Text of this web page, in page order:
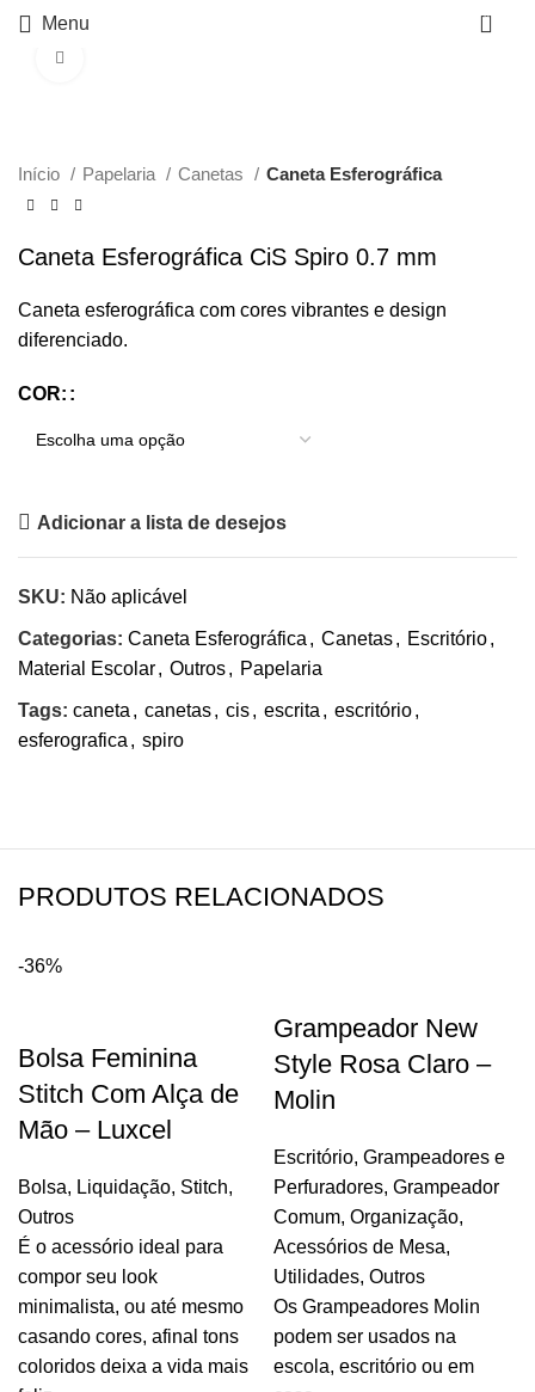
Menu 0
Início Papelaria Canetas Caneta Esferográfica
Caneta Esferográfica CiS Spiro 0.7 mm
Caneta esferográfica com cores vibrantes e design
diferenciado.
COR:
Adicionar a lista de desejos
SKU: Não aplicável
Categorias: Caneta Esferográfica , Canetas, Escritório,
Material Escolar, Outros, Papelaria
Tags: caneta , canetas, cis, escrita , escritório,
esferografica , spiro
PRODUTOS RELACIONADOS
-36%
Bolsa Feminina
Stitch Com Alça de
Mão – Luxcel
Bolsa, Liquidação, Stitch,
Outros
É o acessório ideal para
compor seu look
minimalista, ou até mesmo
casando cores, afinal tons
coloridos deixa a vida mais
Grampeador New
Style Rosa Claro –
Molin
Escritório, Grampeadores e
Perfuradores, Grampeador
Comum, Organização,
Acessórios de Mesa,
Utilidades, Outros
Os Grampeadores Molin
podem ser usados na
escola, escritório ou em